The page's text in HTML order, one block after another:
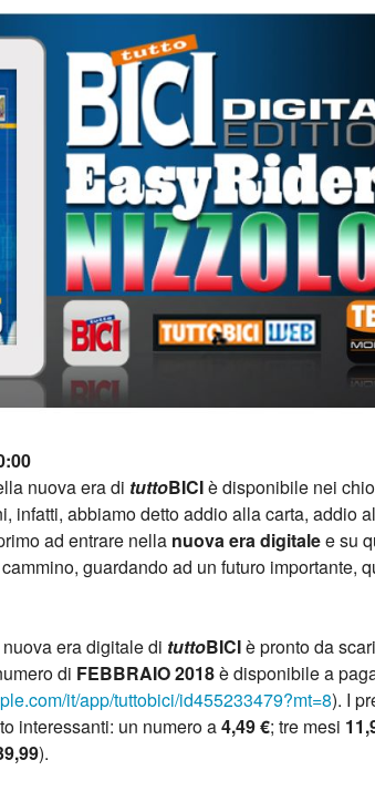
nuova era di tuttoBICIè disponibile nei
infatti, abbiamo detto addio alla carta, addio
ad entrare nella nuovaera digitalee su
guardando ad un futuro importante,
era digitale di tuttoBICIè pronto da
di FEBBRAIO 2018è disponibile a
it/app/tuttobici/id455233479?mt=8). I
interessanti: un numero a4,49 €; tre mesi
).
#334 CHARLY